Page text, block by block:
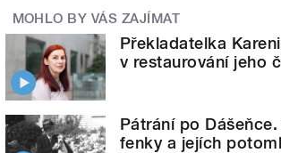
MOHLO BY VÁS ZAJÍMAT
Překladatelka
v restaurování jeho
Pátrání po
fenky a jejích